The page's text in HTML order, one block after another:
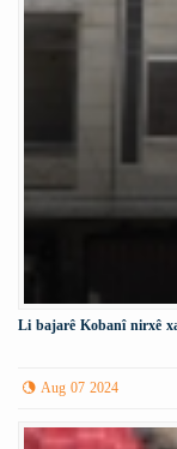
Li bajarê Kobanî nirxê
Aug 07 2024